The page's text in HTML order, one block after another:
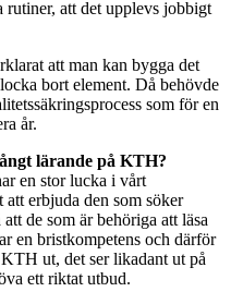
rutiner, att det upplevs jobbigt
att man kan bygga det
bort element. Då behövde
som för en
år.
lärande på KTH?
en stor lucka i vårt
erbjuda den som söker
de som är behöriga att läsa
en bristkompetens och därför
ut, det ser likadant ut på
ett riktat utbud.